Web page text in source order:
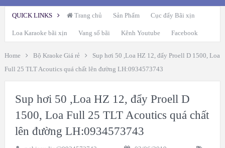
QUICK LINKS Trang chủ Sản Phẩm Cục đẩy Bãi xịn
Loa Karaoke bãi xịn Vang số bãi Kênh Youtube Facebook
Home Bộ Kraoke Giá rẻ
Sup hơi 50 ,Loa HZ 12, đẩy Proell D 1500, Loa
Full 25 TLT Acoutics quá chất lên đường LH:0934573743
Sup hơi 50 ,Loa HZ 12, đẩy Proell D
1500, Loa Full 25 TLT Acoutics quá chất
lên đường LH:0934573743